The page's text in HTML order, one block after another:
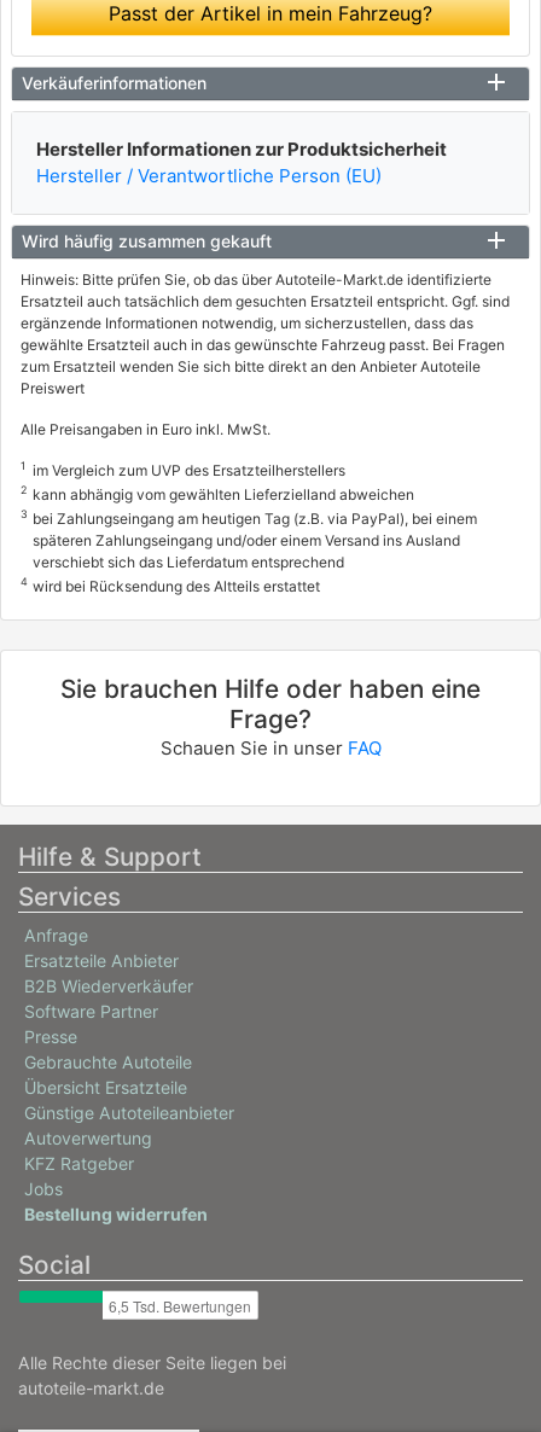
Passt der Artikel in mein Fahrzeug?
Verkäuferinformationen
Hersteller Informationen zur Produktsicherheit
Hersteller / Verantwortliche Person (EU)
Wird häufig zusammen gekauft
Hinweis: Bitte prüfen Sie, ob das über Autoteile-Markt.de identifizierte
Ersatzteil auch tatsächlich dem gesuchten Ersatzteil entspricht. Ggf. sind
ergänzende Informationen notwendig, um sicherzustellen, dass das
gewählte Ersatzteil auch in das gewünschte Fahrzeug passt. Bei Fragen
zum Ersatzteil wenden Sie sich bitte direkt an den Anbieter Autoteile
Preiswert
Alle Preisangaben in Euro inkl. MwSt.
1 im Vergleich zum UVP des Ersatzteilherstellers
2 kann abhängig vom gewählten Lieferzielland abweichen
3 bei Zahlungseingang am heutigen Tag (z.B. via PayPal), bei einem
späteren Zahlungseingang und/oder einem Versand ins Ausland
verschiebt sich das Lieferdatum entsprechend
4 wird bei Rücksendung des Altteils erstattet
Sie brauchen Hilfe oder haben eine
Frage?
Schauen Sie in unser FAQ
Hilfe & Support
Services
Anfrage
Ersatzteile Anbieter
B2B Wiederverkäufer
Software Partner
Presse
Gebrauchte Autoteile
Übersicht Ersatzteile
Günstige Autoteileanbieter
Autoverwertung
KFZ Ratgeber
Jobs
Bestellung widerrufen
Social
Alle Rechte dieser Seite liegen bei
autoteile-markt.de